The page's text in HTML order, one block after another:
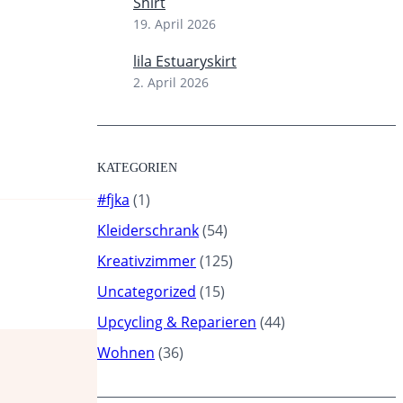
19. April 2026
lila Estuaryskirt
2. April 2026
KATEGORIEN
#fjka (1)
Kleiderschrank(54)
Kreativzimmer(125)
Uncategorized (15)
Upcycling & Reparieren (44)
Wohnen (36)